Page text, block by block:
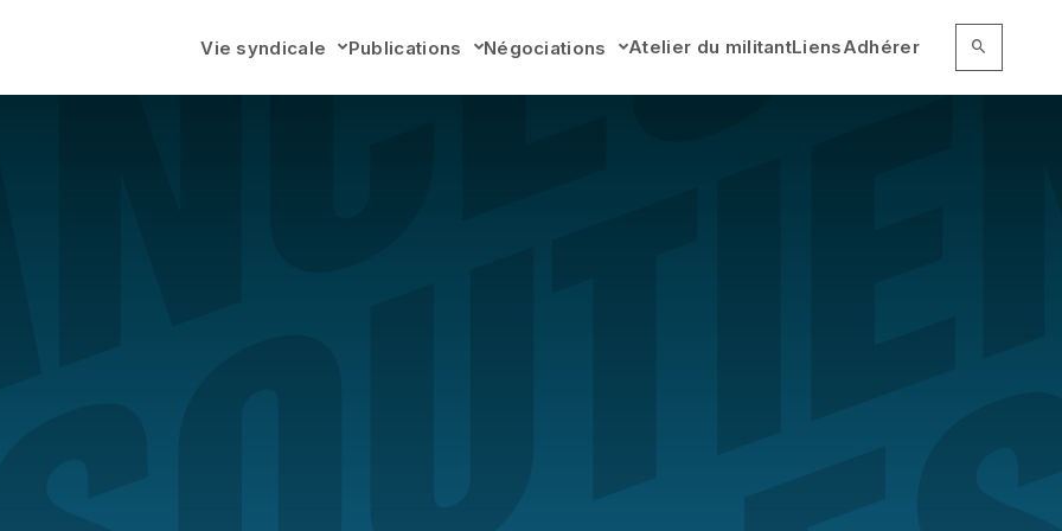
Vie syndicale Publications Négociations Atelier du militantLiensAdhérer